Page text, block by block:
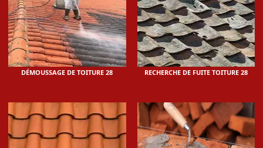
DÉMOUSSAGE DE TOITURE 28 RECHERCHE DE FUITE TOITURE 28